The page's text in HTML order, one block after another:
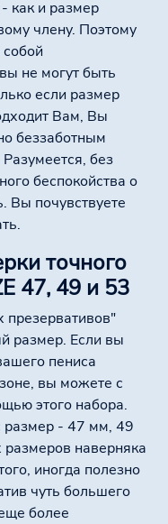
как и размер
члену. Поэтому
не могут быть
если размер
Вам, Вы
беззаботным
без
беспокойства о
Вы почувствуете
точного
47, 49 и 53
размер. Если вы
пениса
вы можете с
этого набора.
размер - 47 мм, 49
наверняка
иногда полезно
чуть большего
более